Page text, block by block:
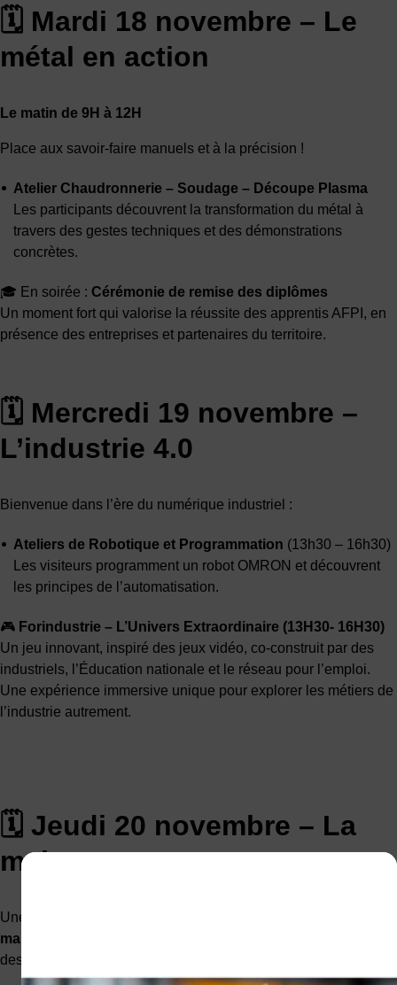
🗓 Mardi 18 novembre – Le
métal en action
Le matin de 9H à 12H
Place aux savoir-faire manuels et à la précision !
Atelier Chaudronnerie – Soudage – Découpe Plasma
Les participants découvrent la transformation du métal à
travers des gestes techniques et des démonstrations
concrètes.
🎓 En soirée : Cérémonie de remise des diplômes
Un moment fort qui valorise la réussite des apprentis AFPI, en
présence des entreprises et partenaires du territoire.
🗓 Mercredi 19 novembre –
L’industrie 4.0
Bienvenue dans l’ère du numérique industriel :
Ateliers de Robotique et Programmation (13h30 – 16h30)
Les visiteurs programment un robot OMRON et découvrent
les principes de l’automatisation.
🎮 Forindustrie – L’Univers Extraordinaire (13H30- 16H30)
Un jeu innovant, inspiré des jeux vidéo, co-construit par des
industriels, l’Éducation nationale et le réseau pour l’emploi.
Une expérience immersive unique pour explorer les métiers de
l’industrie autrement.
🗓 Jeudi 20 novembre – La
maintenance en mouvement
Une après-midi (de 13H30 à 16H30) pour plonger dans la
maintenance industrielle
des entreprises :